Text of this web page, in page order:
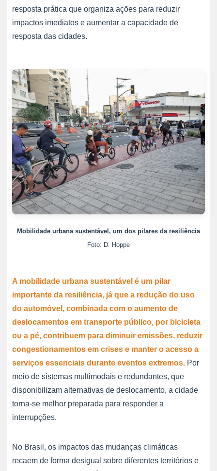
resposta prática que organiza ações para reduzir
impactos imediatos e aumentar a capacidade de
resposta das cidades.
Mobilidade urbana sustentável, um dos pilares da resiliência
Foto: D. Hoppe
A mobilidade urbana sustentável é um pilar
importante da resiliência, já que a redução do uso
do automóvel, combinada com o aumento de
deslocamentos em transporte público, por bicicleta
ou a pé, contribuem para diminuir emissões, reduzir
congestionamentos em crises e manter o acesso a
serviços essenciais durante eventos extremos. Por
meio de sistemas multimodais e redundantes, que
disponibilizam alternativas de deslocamento, a cidade
torna-se melhor preparada para responder a
interrupções.
No Brasil, os impactos das mudanças climáticas
recaem de forma desigual sobre diferentes territórios e